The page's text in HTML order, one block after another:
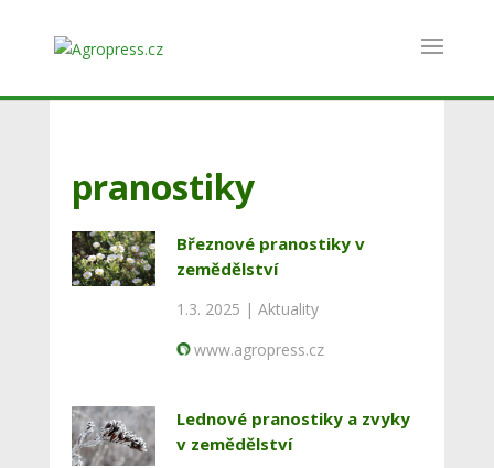
pranostiky
Březnové pranostiky v
zemědělství
1.3. 2025 | Aktuality
www.agropress.cz
Lednové pranostiky a zvyky
v zemědělství